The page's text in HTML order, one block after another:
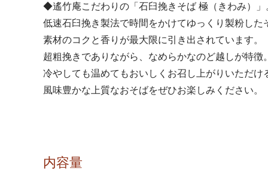
◆遙竹庵こだわりの「石臼挽きそば 極（きわみ）」
低速石臼挽き製法で時間をかけてゆっくり製粉した
素材のコクと香りが最大限に引き出されています。
超粗挽きでありながら、なめらかなのど越しが特徴。
冷やしても温めてもおいしくお召し上がりいただけ
風味豊かな上質なおそばをぜひお楽しみください。
内容量